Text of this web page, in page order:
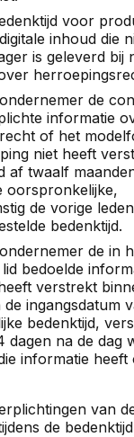
voor
inhoud die
is geleverd bij
de
informatie
of het
niet heeft
af twaalf
oorspronkelijke,
de vorige
bedenktijd.
de in
bedoelde
verstrekt
de ingangsdatum
bedenktijd,
dagen na de dag
informatie heeft
van
de bedenktijd